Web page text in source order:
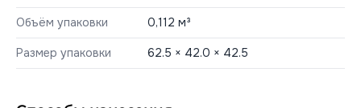
Объём упаковки 0,112 м³
Размер упаковки 62.5 × 42.0 × 42.5